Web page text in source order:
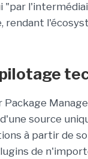
"par
Package
source
à partir de
de